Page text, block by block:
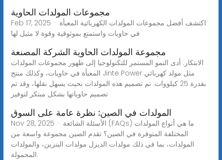
مجموعات المولدات الحاوية
Feb 17, 2025 · اكتشف أفضل مجموعات المولدات الكهربائية المعبأة
في حاويات واستمتع بموثوقية وقوة لا مثيل لها
مجموعة المولدات الحاوية الشركة المصنعة
الابتكار: أدى النمو المستمر للتكنولوجيا إلى ظهور مجموعات المولدات
المعبأة في حاويات، وكذلك منتج Jinte Power مثل مولد كهربائي
بقدرة 25 كيلووات. تم تصميم هذه المولدات بحيث يسهل نقلها، وقد تم
تصميم حاوياتها بشكل مبتكر لتوفير
المولدات في الصين: نظرة عامة على السوق
Nov 28, 2025 · الأسئلة الشائعة (FAQs) ما هي أنواع المولدات
المختلفة المتوفرة في الصين؟ تقدم الصين مجموعة واسعة من
المولدات، بما في ذلك مولدات الديزل مولدات البنزين، والمولدات
المحمولة.